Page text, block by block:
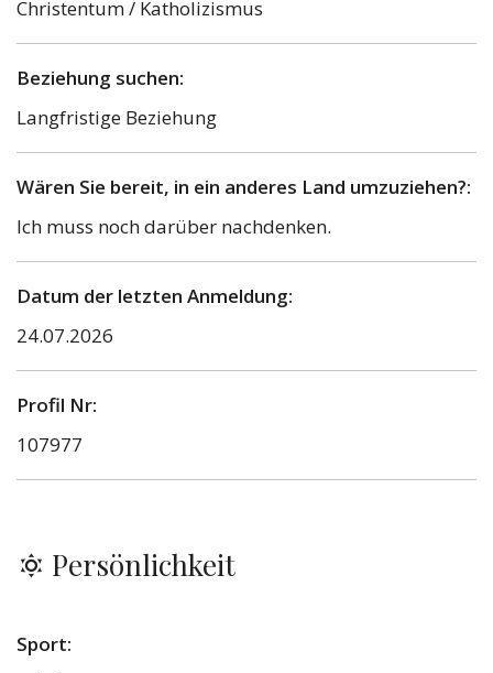
Christentum / Katholizismus
Beziehung suchen:
Langfristige Beziehung
Wären Sie bereit, in ein anderes Land umzuziehen?:
Ich muss noch darüber nachdenken.
Datum der letzten Anmeldung:
24.07.2026
Profil Nr:
107977
Persönlichkeit
Sport: